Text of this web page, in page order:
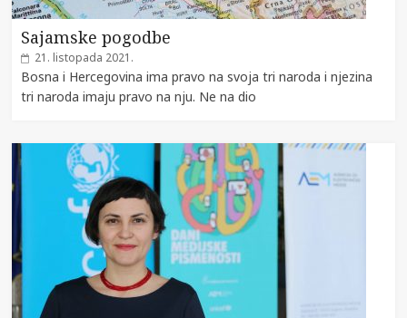
Sajamske pogodbe
21. listopada 2021.
Bosna i Hercegovina ima pravo na svoja tri naroda i njezina
tri naroda imaju pravo na nju. Ne na dio